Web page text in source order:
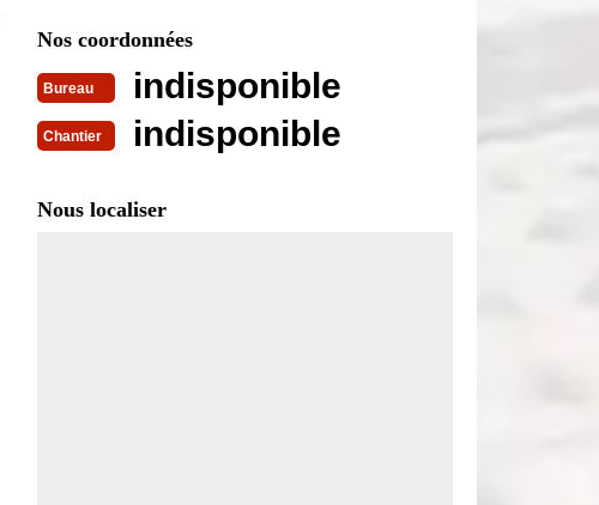
Nos coordonnées
Bureau indisponible
Chantier indisponible
Nous localiser